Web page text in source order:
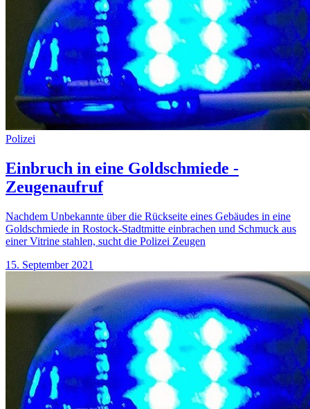
Polizei
Einbruch in eine Goldschmiede -
Zeugenaufruf
Nachdem Unbekannte über die Rückseite eines Gebäudes in eine
Goldschmiede in Rostock-Stadtmitte einbrachen und Schmuck aus
einer Vitrine stahlen, sucht die Polizei Zeugen
15. September 2021